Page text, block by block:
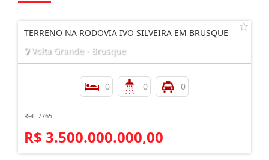
TERRENO NA RODOVIA IVO SILVEIRA EM BRUSQUE
Volta Grande - Brusque
0 0 0
Ref. 7765
R$ 3.500.000.000,00